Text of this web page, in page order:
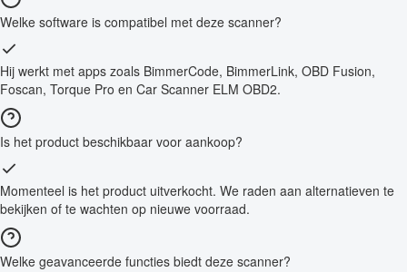
Welke software is compatibel met deze scanner?
Hij werkt met apps zoals BimmerCode, BimmerLink, OBD Fusion,
Foscan, Torque Pro en Car Scanner ELM OBD2.
Is het product beschikbaar voor aankoop?
Momenteel is het product uitverkocht. We raden aan alternatieven te
bekijken of te wachten op nieuwe voorraad.
Welke geavanceerde functies biedt deze scanner?